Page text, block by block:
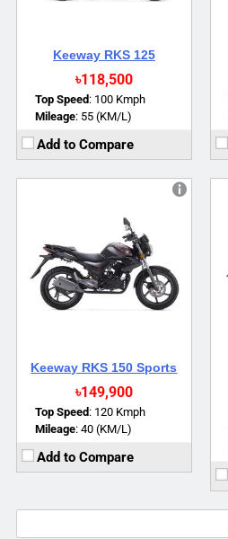
Keeway RKS 125
৳118,500
Top Speed:100 Kmph
Mileage:55 (KM/L)
Add to Compare
Keeway RKS 150 Sports
৳149,900
Top Speed:120 Kmph
Mileage:40 (KM/L)
Add to Compare